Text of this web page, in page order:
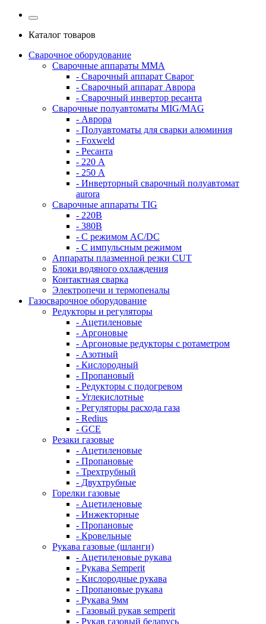
Каталог товаров
Сварочное оборудование
Сварочные аппараты MMA
- Сварочный аппарат Сварог
- Сварочный аппарат Аврора
- Сварочный инвертор ресанта
Сварочные полуавтоматы MIG/MAG
- Аврора
- Полуавтоматы для сварки алюминия
- Foxweld
- Ресанта
- 220 А
- 250 А
- Инверторный сварочный полуавтомат
aurora
Сварочные аппараты TIG
- 220В
- 380В
- С режимом AC/DC
- С импульсным режимом
Аппараты плазменной резки CUT
Блоки водяного охлаждения
Контактная сварка
Электропечи и термопеналы
Газосварочное оборудование
Редукторы и регуляторы
- Ацетиленовые
- Аргоновые
- Аргоновые редукторы с ротаметром
- Азотный
- Кислородный
- Пропановый
- Редукторы с подогревом
- Углекислотные
- Регуляторы расхода газа
- Redius
- GCE
Резаки газовые
- Ацетиленовые
- Пропановые
- Трехтрубный
- Двухтрубные
Горелки газовые
- Ацетиленовые
- Инжекторные
- Пропановые
- Кровельные
Рукава газовые (шланги)
- Ацетиленовые рукава
- Рукава Semperit
- Кислородные рукава
- Пропановые рукава
- Рукава 9мм
- Газовый рукав semperit
- Рукав газовый беларусь